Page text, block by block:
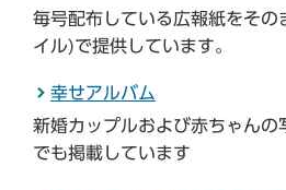
毎号配布している広報紙をその
イル)で提供しています。
幸せアルバム
新婚カップルおよび赤ちゃんの
でも掲載しています